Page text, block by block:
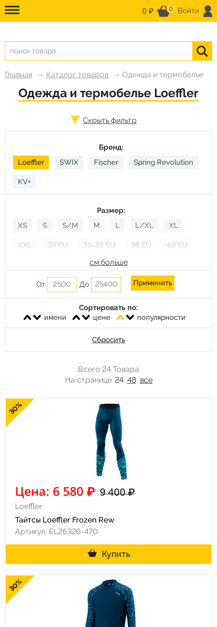
0 ₽ 0 Войти
Главная Каталог товаров Одежда и термобелье
Одежда и термобелье Loeffler
Скрыть фильтр
Бренд:
Loeffler
SWIX Fischer Spring Revolution
KV+
Размер:
XS
S S/M M L L/XL XL
XXL 36 EU 36-38 EU 38 EU 40 EU
44 46
46-48 EU 48 48 EU 50 50 EU
см.больше
Сортировать по:
имени
цене популярности
От До
Сбросить
Всего 24 Товара
На странице 24 48 все
30%
Цена: 6 580 ₽ 9 400 ₽
Loeffler
Тайтсы Loeffler Frozen Rew
Артикул: EL26326-470
Купить
30%